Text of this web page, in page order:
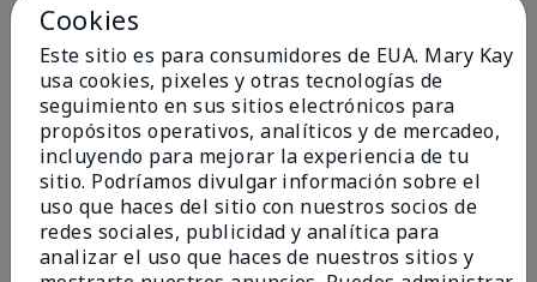
Conclusión
Sí, recomendaría a un amigo
¿Le ha resultado útil esta
opinión?
15 0
Marcar esta opinión
Cookies
Este sitio es para consumidores de EUA. Mary Kay
usa cookies, pixeles y otras tecnologías de
seguimiento en sus sitios electrónicos para
propósitos operativos, analíticos y de mercadeo,
incluyendo para mejorar la experiencia de tu
sitio. Podríamos divulgar información sobre el
uso que haces del sitio con nuestros socios de
redes sociales, publicidad y analítica para
analizar el uso que haces de nuestros sitios y